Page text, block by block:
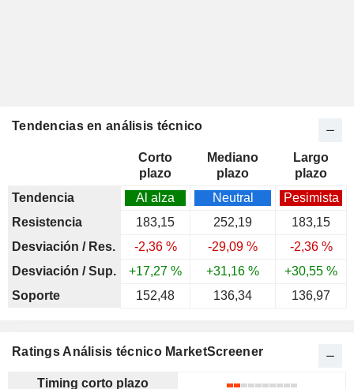
Tendencias en análisis técnico
Corto
plazo
Mediano
plazo
Largo
plazo
Tendencia
Al alza Neutral
Pesimista
Resistencia
183,15 252,19
183,15
Desviación / Res.
-2,36 % -29,09 %
-2,36 %
Desviación / Sup.
+17,27 % +31,16 %
+30,55 %
Soporte
152,48 136,34 136,97
Ratings Análisis técnico MarketScreener
Timing corto plazo